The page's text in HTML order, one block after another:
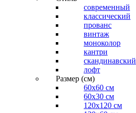
современный
классический
прованс
винтаж
моноколор
кантри
скандинавский
лофт
Размер (см)
60х60 см
60x30 см
120x120 см